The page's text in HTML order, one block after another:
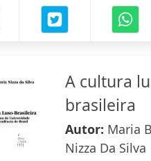
A cultura
brasileira
Autor: Maria
Nizza Da Silva